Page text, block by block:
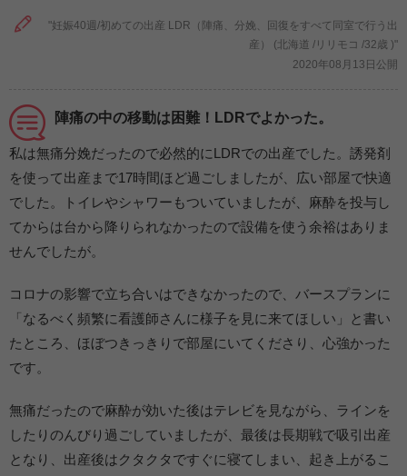
"妊娠40週/初めての出産 LDR（陣痛、分娩、回復をすべて同室で行う出
産） (北海道 /リリモコ /32歳 )"
2020年08月13日公開
陣痛の中の移動は困難！LDRでよかった。
私は無痛分娩だったので必然的にLDRでの出産でした。誘発剤
を使って出産まで17時間ほど過ごしましたが、広い部屋で快適
でした。トイレやシャワーもついていましたが、麻酔を投与し
てからは台から降りられなかったので設備を使う余裕はありま
せんでしたが。
コロナの影響で立ち合いはできなかったので、バースプランに
「なるべく頻繁に看護師さんに様子を見に来てほしい」と書い
たところ、ほぼつきっきりで部屋にいてくださり、心強かった
です。
無痛だったので麻酔が効いた後はテレビを見ながら、ラインを
したりのんびり過ごしていましたが、最後は長期戦で吸引出産
となり、出産後はクタクタですぐに寝てしまい、起き上がるこ